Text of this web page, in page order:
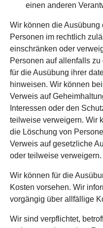
einen anderen
Wir können die Ausübung
Personen im recht­lich
ein­schränken oder
Personen auf allen­falls
für die Ausübung ihrer
hinweisen. Wir können
Ver­weis auf
Inter­essen oder den
teil­weise verweigern. Wir
die Löschung von
Verweis auf gesetz­liche
oder teil­weise verweigern.
Wir können für die
Kosten vor­sehen. Wir
vorgängig über all­fällige
Wir sind ver­pflichtet,